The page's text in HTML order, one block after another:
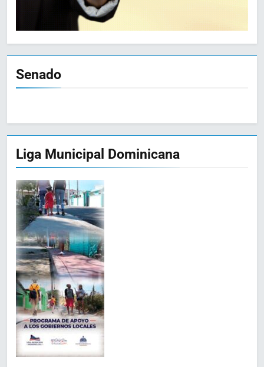
Senado
Liga Municipal Dominicana